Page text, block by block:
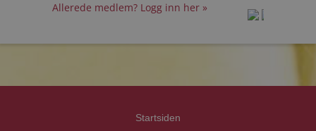
Allerede medlem? Logg inn her »
Startsiden